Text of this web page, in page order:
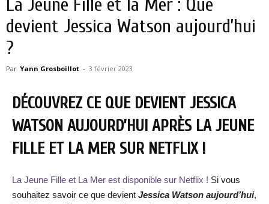
La Jeune Fille et la Mer : Que
devient Jessica Watson aujourd’hui
?
Par Yann Grosboillot - 3 février 2023
DÉCOUVREZ CE QUE DEVIENT JESSICA
WATSON AUJOURD’HUI APRÈS LA JEUNE
FILLE ET LA MER SUR NETFLIX !
La Jeune Fille et La Mer est disponible sur Netflix ! Si vous
souhaitez savoir ce que devient Jessica Watson aujourd’hui,